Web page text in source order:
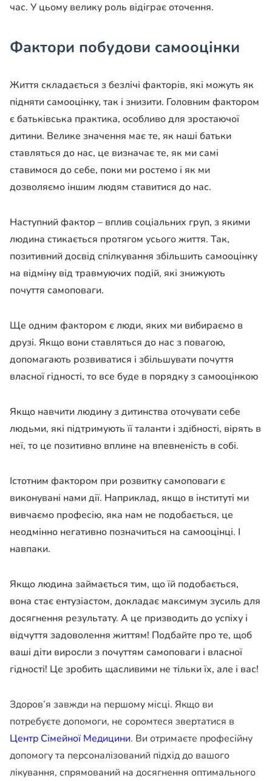
час. У цьому велику роль відіграє оточення.
Фактори побудови самооцінки
Життя складається з безлічі факторів, які можуть як
підняти самооцінку, так і знизити. Головним фактором
є батьківська практика, особливо для зростаючої
дитини. Велике значення має те, як наші батьки
ставляться до нас, це визначає те, як ми самі
ставимося до себе, поки ми ростемо і як ми
дозволяємо іншим людям ставитися до нас.
Наступний фактор – вплив соціальних груп, з якими
людина стикається протягом усього життя. Так,
позитивний досвід спілкування збільшить самооцінку
на відміну від травмуючих подій, які знижують
почуття самоповаги.
Ще одним фактором є люди, яких ми вибираємо в
друзі. Якщо вони ставляться до нас з повагою,
допомагають розвиватися і збільшувати почуття
власної гідності, то все буде в порядку з самооцінкою
Якщо навчити людину з дитинства оточувати себе
людьми, які підтримують її таланти і здібності, вірять в
неї, то це позитивно вплине на впевненість в собі.
Істотним фактором при розвитку самоповаги є
виконувані нами дії. Наприклад, якщо в інституті ми
вивчаємо професію, яка нам не подобається, це
неодмінно негативно позначиться на самооцінці. І
навпаки.
Якщо людина займається тим, що їй подобається,
вона стає ентузіастом, докладає максимум зусиль для
досягнення результату. А це призводить до успіху і
відчуття задоволення життям! Подбайте про те, щоб
ваші діти виросли з почуттям самоповаги і власної
гідності! Це зробить щасливими не тільки їх, але і вас!
Здоров’я завжди на першому місці. Якщо ви
потребуєте допомоги, не соромтеся звертатися в
Центр Сімейної Медицини. Ви отримаєте професійну
допомогу та персоналізований підхід до вашого
лікування, спрямований на досягнення оптимального